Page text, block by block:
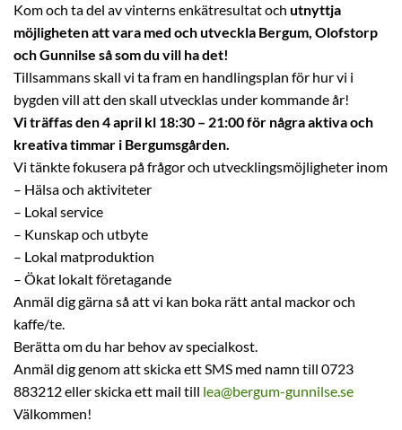
Kom och ta del av vinterns enkätresultat och utnyttja
möjligheten att vara med och utveckla Bergum, Olofstorp
och Gunnilse så som du vill ha det!
Tillsammans skall vi ta fram en handlingsplan för hur vi i
bygden vill att den skall utvecklas under kommande år!
Vi träffas den 4 april kl 18:30 – 21:00 för några aktiva och
kreativa timmar i Bergumsgården.
Vi tänkte fokusera på frågor och utvecklingsmöjligheter inom
– Hälsa och aktiviteter
– Lokal service
– Kunskap och utbyte
– Lokal matproduktion
– Ökat lokalt företagande
Anmäl dig gärna så att vi kan boka rätt antal mackor och
kaffe/te.
Berätta om du har behov av specialkost.
Anmäl dig genom att skicka ett SMS med namn till 0723
883212 eller skicka ett mail till lea@bergum-gunnilse.se
Välkommen!